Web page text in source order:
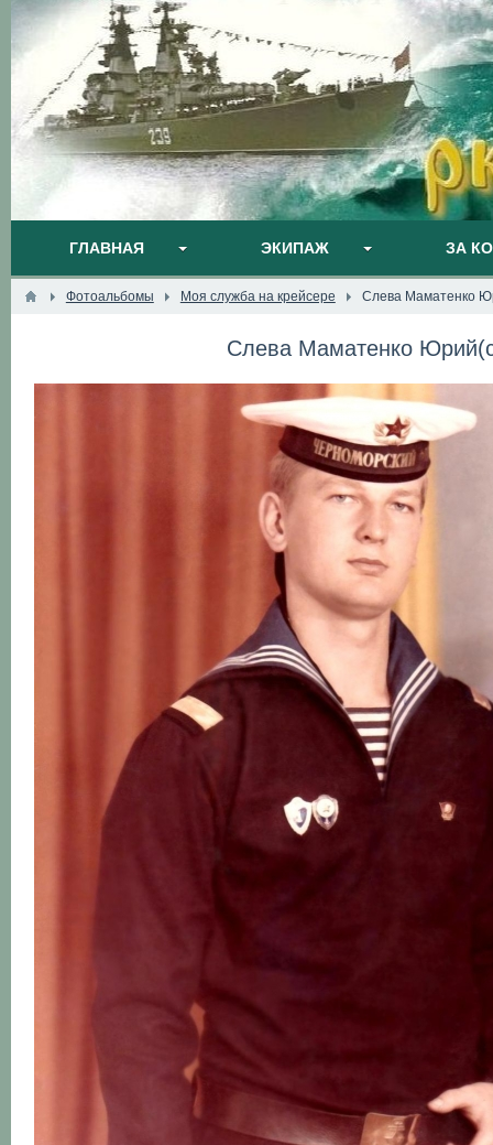
ГЛАВНАЯ ЭКИПАЖ ЗА
Фотоальбомы Моя служба на крейсере Слева Маматенко
Слева Маматенко